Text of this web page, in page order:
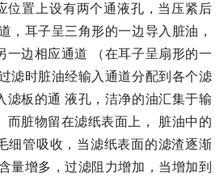
位置上设有两个通液孔，当压紧后
，耳子呈三角形的一边导入脏油，
一边相应通道 （在耳子呈扇形的一
滤时脏油经输入通道分配到各个滤
滤板的通 液孔，洁净的油汇集于输
而脏物留在滤纸表面上， 脏油中的
细管吸收，当滤纸表面的滤渣逐渐
量增多，过滤阻力增加，当增加到